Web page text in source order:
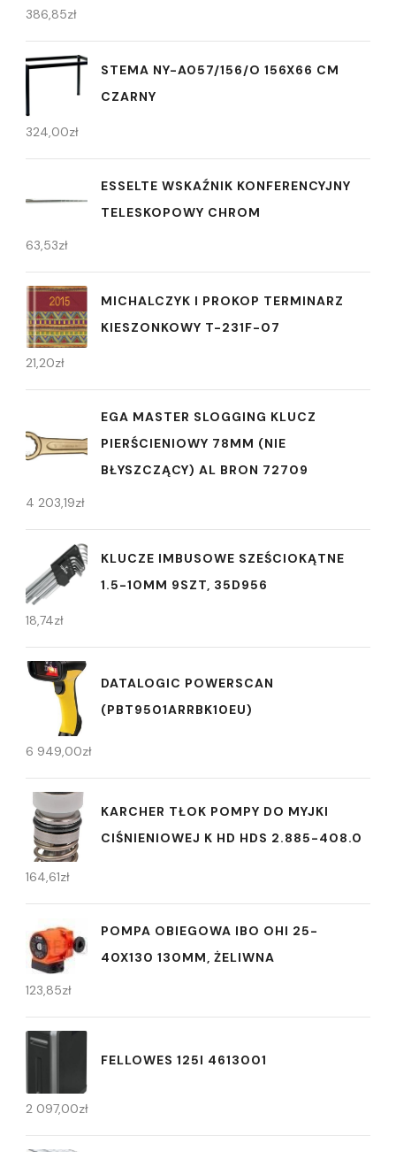
386,85zł
STEMA NY-A057/156/O 156X66 CM
CZARNY
324,00zł
ESSELTE WSKAŹNIK KONFERENCYJNY
TELESKOPOWY CHROM
63,53zł
MICHALCZYK I PROKOP TERMINARZ
KIESZONKOWY T-231F-07
21,20zł
EGA MASTER SLOGGING KLUCZ
PIERŚCIENIOWY 78MM (NIE
BŁYSZCZĄCY) AL BRON 72709
4 203,19zł
KLUCZE IMBUSOWE SZEŚCIOKĄTNE
1.5-10MM 9SZT, 35D956
18,74zł
DATALOGIC POWERSCAN
(PBT9501ARRBK10EU)
6 949,00zł
KARCHER TŁOK POMPY DO MYJKI
CIŚNIENIOWEJ K HD HDS 2.885-408.0
164,61zł
POMPA OBIEGOWA IBO OHI 25-
40X130 130MM, ŻELIWNA
123,85zł
FELLOWES 125I 4613001
2 097,00zł